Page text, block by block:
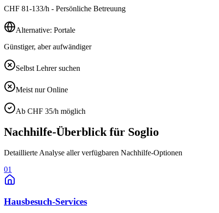
CHF 81-133/h - Persönliche Betreuung
Alternative: Portale
Günstiger, aber aufwändiger
Selbst Lehrer suchen
Meist nur Online
Ab CHF 35/h möglich
Nachhilfe-Überblick für Soglio
Detaillierte Analyse aller verfügbaren Nachhilfe-Optionen
01
Hausbesuch-Services